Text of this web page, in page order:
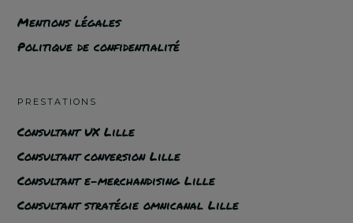
Mentions légales
Politique de confidentialité
PRESTATIONS
Consultant UX Lille
Consultant conversion Lille
Consultant e-merchandising Lille
Consultant stratégie omnicanal Lille